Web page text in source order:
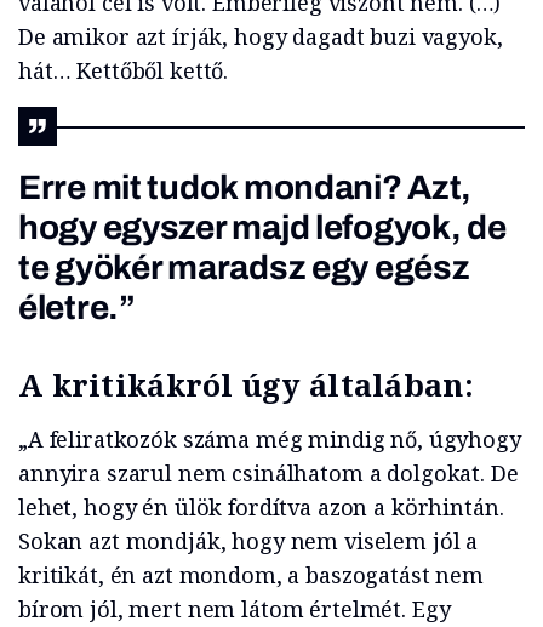
De amikor azt írják, hogy dagadt buzi vagyok,
hát… Kettőből kettő.
Erre mit tudok mondani? Azt,
hogy egyszer majd lefogyok, de
te gyökér maradsz egy egész
életre.”
A kritikákról úgy általában:
„A feliratkozók száma még mindig nő, úgyhogy
annyira szarul nem csinálhatom a dolgokat. De
lehet, hogy én ülök fordítva azon a körhintán.
Sokan azt mondják, hogy nem viselem jól a
kritikát, én azt mondom, a baszogatást nem
bírom jól, mert nem látom értelmét. Egy